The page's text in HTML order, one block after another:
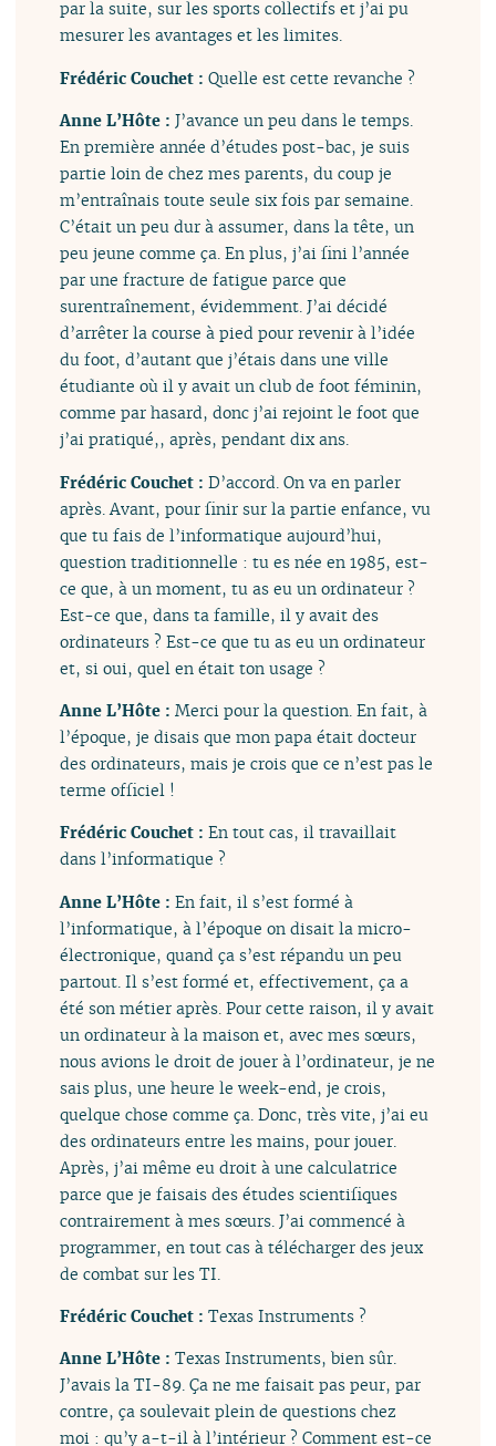
par la suite, sur les sports collectifs et j’ai pu
mesurer les avantages et les limites.
Frédéric Couchet :Quelle est cette revanche ?
Anne L’Hôte :J’avance un peu dans le temps.
En première année d’études post-bac, je suis
partie loin de chez mes parents, du coup je
m’entraînais toute seule six fois par semaine.
C’était un peu dur à assumer, dans la tête, un
peu jeune comme ça. En plus, j’ai fini l’année
par une fracture de fatigue parce que
surentraînement, évidemment. J’ai décidé
d’arrêter la course à pied pour revenir à l’idée
du foot, d’autant que j’étais dans une ville
étudiante où il y avait un club de foot féminin,
comme par hasard, donc j’ai rejoint le foot que
j’ai pratiqué,, après, pendant dix ans.
Frédéric Couchet :D’accord. On va en parler
après. Avant, pour finir sur la partie enfance, vu
que tu fais de l’informatique aujourd’hui,
question traditionnelle : tu es née en 1985, est-
ce que, à un moment, tu as eu un ordinateur ?
Est-ce que, dans ta famille, il y avait des
ordinateurs ? Est-ce que tu as eu un ordinateur
et, si oui, quel en était ton usage ?
Anne L’Hôte :Merci pour la question. En fait, à
l’époque, je disais que mon papa était docteur
des ordinateurs, mais je crois que ce n’est pas le
terme officiel !
Frédéric Couchet :En tout cas, il travaillait
dans l’informatique ?
Anne L’Hôte :En fait, il s’est formé à
l’informatique, à l’époque on disait la micro-
électronique, quand ça s’est répandu un peu
partout. Il s’est formé et, effectivement, ça a
été son métier après. Pour cette raison, il y avait
un ordinateur à la maison et, avec mes sœurs,
nous avions le droit de jouer à l’ordinateur, je ne
sais plus, une heure le week-end, je crois,
quelque chose comme ça. Donc, très vite, j’ai eu
des ordinateurs entre les mains, pour jouer.
Après, j’ai même eu droit à une calculatrice
parce que je faisais des études scientifiques
contrairement à mes sœurs. J’ai commencé à
programmer, en tout cas à télécharger des jeux
de combat sur les TI.
Frédéric Couchet :Texas Instruments ?
Anne L’Hôte :Texas Instruments, bien sûr.
J’avais la TI-89. Ça ne me faisait pas peur, par
contre, ça soulevait plein de questions chez
moi : qu’y a-t-il à l’intérieur ? Comment est-ce